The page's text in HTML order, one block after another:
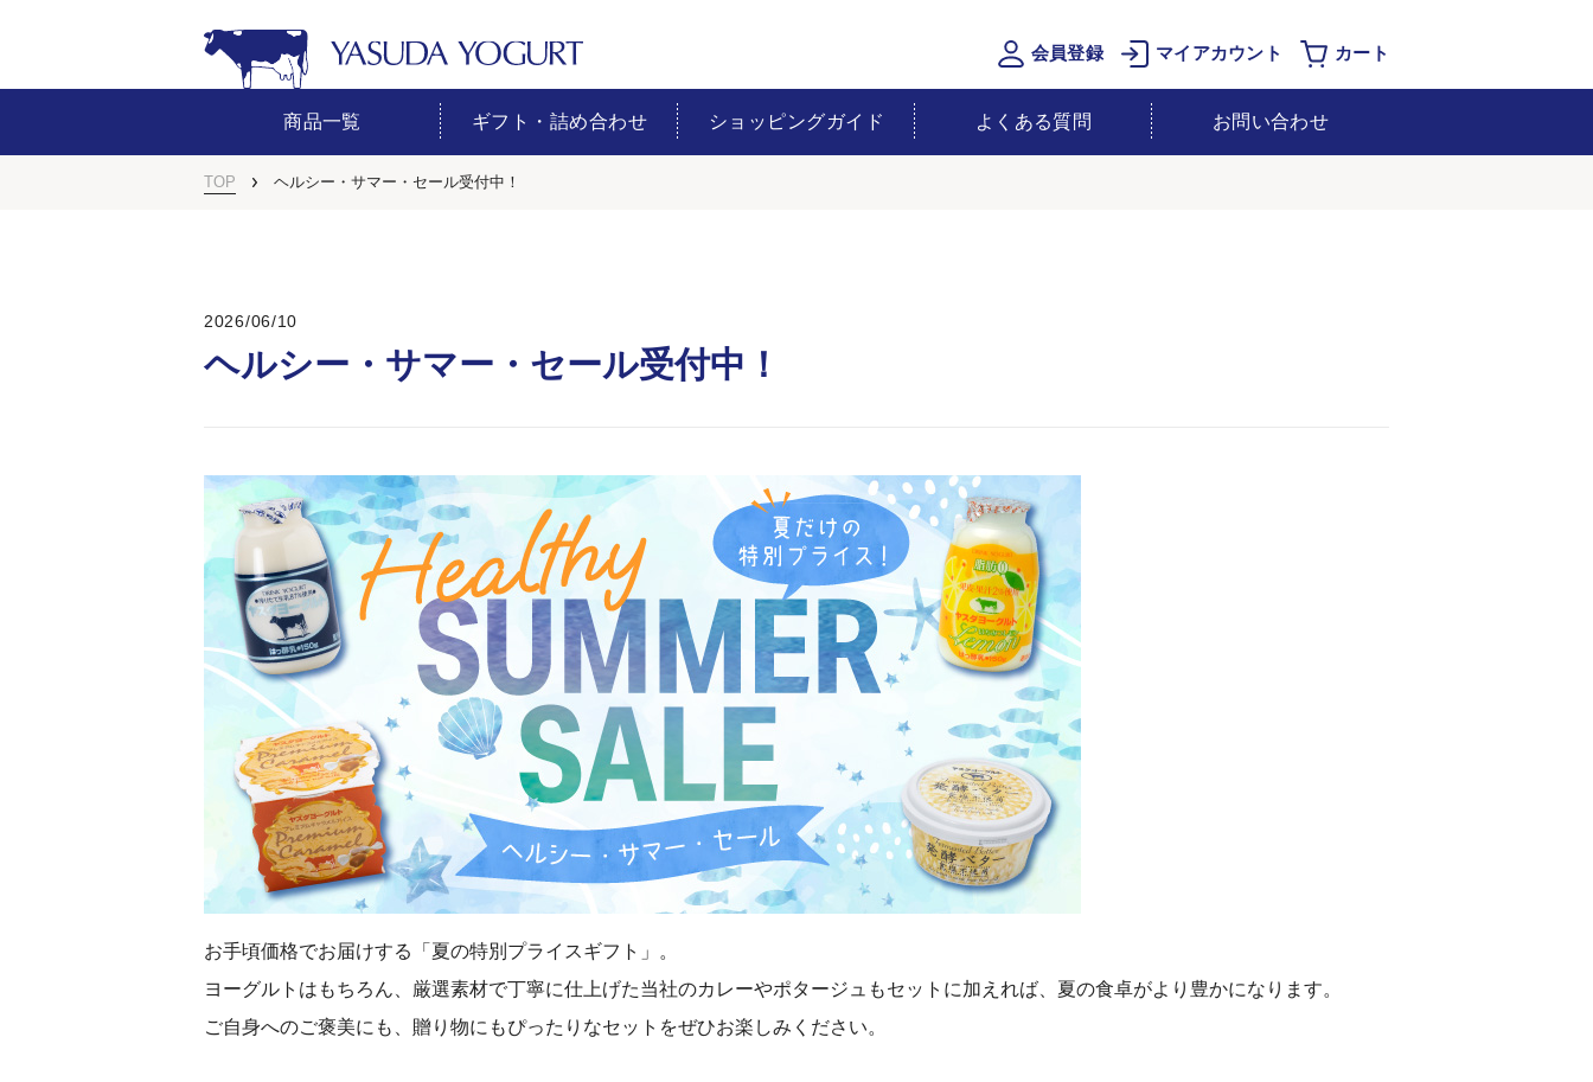
会員登録 マイアカウント カート
商品一覧 ギフト・詰め合わせ ショッピングガイド よくある質問 お問い合わせ
TOP ヘルシー・サマー・セール受付中！
2026/06/10
ヘルシー・サマー・セール受付中！
お手頃価格でお届けする「夏の特別プライスギフト」。
ヨーグルトはもちろん、厳選素材で丁寧に仕上げた当社のカレーやポタージュもセットに加えれば、夏の食卓がより豊かになります。
ご自身へのご褒美にも、贈り物にもぴったりなセットをぜひお楽しみください。